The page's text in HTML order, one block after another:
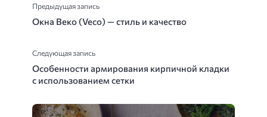
Предыдущая запись
Окна Веко (Veco) — стиль и качество
Следующая запись
Особенности армирования кирпичной кладки
с использованием сетки